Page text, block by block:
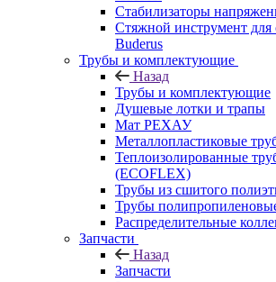
Стабилизаторы
Стяжной инструмент для
Buderus
Трубы и комплектующие
Назад
Трубы и комплектующие
Душевые лотки и трапы
Мат РЕХАУ
Металлопластиковые
Теплоизолированные
(ECOFLEX)
Трубы из сшитого
Трубы
Распределительные
Запчасти
Назад
Запчасти